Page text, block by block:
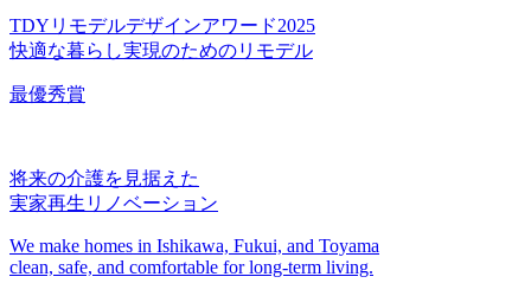
TDYリモデルデザインアワード2025
快適な暮らし実現のためのリモデル
最優秀賞
将来の介護を見据えた
実家再生リノベーション
We make homes in Ishikawa, Fukui, and Toyama
clean, safe, and comfortable for long-term living.